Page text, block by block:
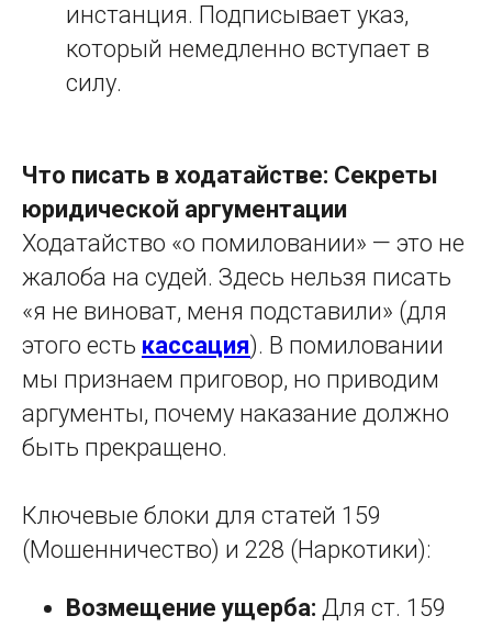
инстанция. Подписывает указ,
который немедленно вступает в
силу.
Что писать в ходатайстве: Секреты
юридической аргументации
Ходатайство «о помиловании» — это не
жалоба на судей. Здесь нельзя писать
«я не виноват, меня подставили» (для
этого есть кассация). В помиловании
мы признаем приговор, но приводим
аргументы, почему наказание должно
быть прекращено.
Ключевые блоки для статей 159
(Мошенничество) и 228 (Наркотики):
Возмещение ущерба: Для ст. 159